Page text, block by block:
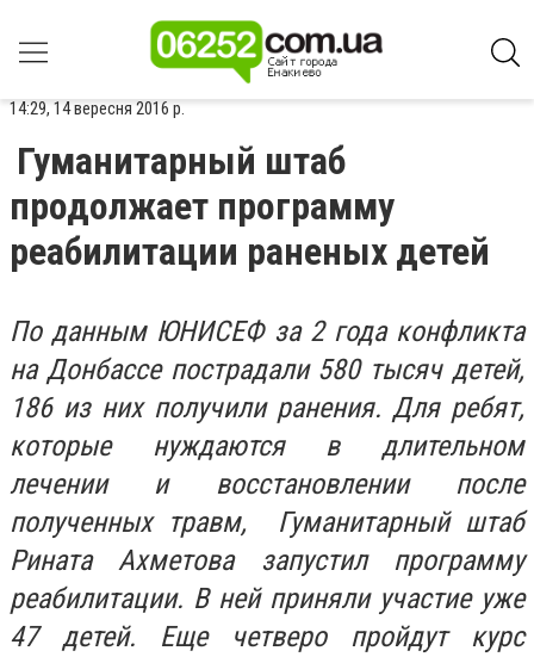
14:29, 14 вересня 2016 р.
Гуманитарный штаб
продолжает программу
реабилитации раненых детей
По данным ЮНИСЕФ за 2 года конфликта
на Донбассе пострадали 580 тысяч детей,
186 из них получили ранения. Для ребят,
которые нуждаются в длительном
лечении и восстановлении после
полученных травм, Гуманитарный штаб
Рината Ахметова запустил программу
реабилитации. В ней приняли участие уже
47 детей. Еще четверо пройдут курс